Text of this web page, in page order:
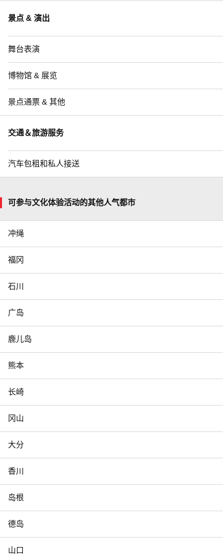
景点 & 演出
舞台表演
博物馆 & 展览
景点通票 & 其他
交通＆旅游服务
汽车包租和私人接送
可参与文化体验活动的其他人气都市
冲绳
福冈
石川
广岛
鹿儿岛
熊本
长崎
冈山
大分
香川
岛根
德岛
山口